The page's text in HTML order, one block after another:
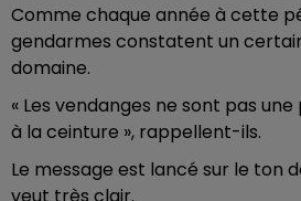
Comme chaque année à cette
gendarmes constatent un
domaine.
« Les vendanges ne sont pas
à la ceinture », rappellent-ils.
Le message est lancé sur le ton
veut très clair.